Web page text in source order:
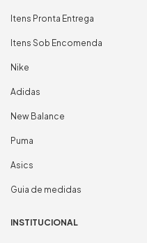
Itens Pronta Entrega
Itens Sob Encomenda
Nike
Adidas
New Balance
Puma
Asics
Guia de medidas
INSTITUCIONAL